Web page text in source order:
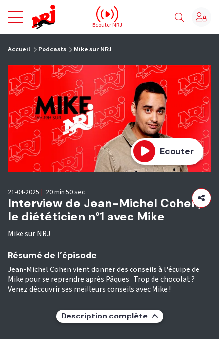
NRJ - Accueil
Ecouter NRJ
Accueil Podcasts Mike sur NRJ
Ecouter
Interview de Jean-Michel Cohen,
le diététicien n°1 avec Mike
Mike sur NRJ
21-04-2025 | 20 min 50 sec
Résumé de l’épisode
Jean-Michel Cohen vient donner des conseils à l'équipe de
Mike pour se reprendre après Pâques . Trop de chocolat ?
Venez découvrir ses meilleurs conseils avec Mike !
Description complète